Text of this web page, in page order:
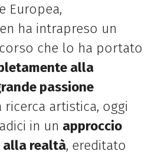
Europea,
ha intrapreso un
che lo ha portato
alla
passione
ricerca artistica, oggi
in un approccio
alla realtà, ereditato